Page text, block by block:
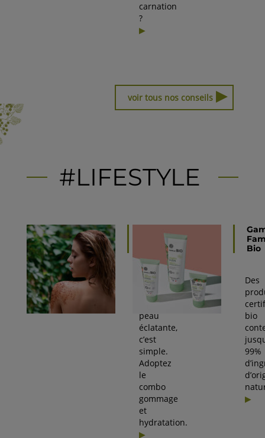
carnation
?
voir tous nos conseils ▶
#LIFESTYLE
neuve
Pour
avoir
une
peau
éclatante,
c’est
simple.
Adoptez
le
combo
gommage
et
hydratation.
Bio
Des
bio
99%